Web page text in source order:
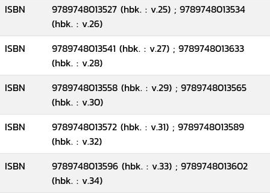
ISBN
9789748013527 (hbk. : v.25) ; 9789748013534
(hbk. : v.26)
ISBN
9789748013541 (hbk. : v.27) ; 9789748013633
(hbk. : v.28)
ISBN
9789748013558 (hbk. : v.29) ; 9789748013565
(hbk. : v.30)
ISBN
9789748013572 (hbk. : v.31) ; 9789748013589
(hbk. : v.32)
ISBN
9789748013596 (hbk. : v.33) ; 9789748013602
(hbk. : v.34)